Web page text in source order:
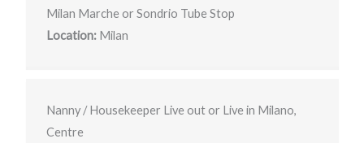
Milan Marche or Sondrio Tube Stop
Location:Milan
Nanny / Housekeeper Live out or Live in Milano,
Centre